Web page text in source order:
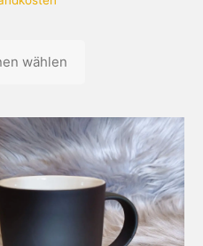
wählen